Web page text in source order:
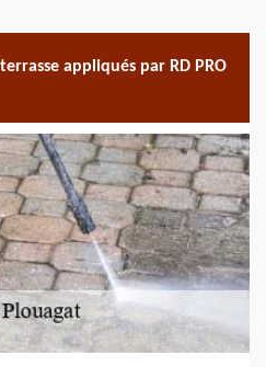
appliqués par RD PRO